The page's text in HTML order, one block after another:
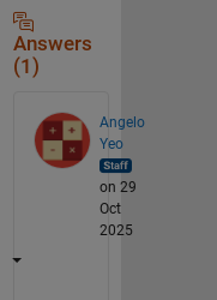
Answers
(1)
Angelo
Yeo
on 29
Oct
2025